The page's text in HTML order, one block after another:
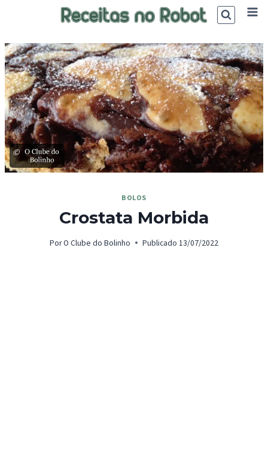
©
BOLOS
Crostata Morbida
PorO Clube do Bolinho Publicado 13/07/2022